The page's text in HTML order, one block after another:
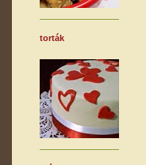
torták